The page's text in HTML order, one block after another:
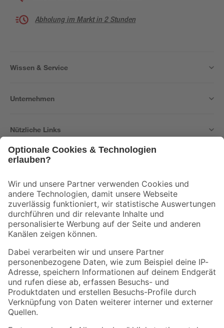
Abholung im Markt in 2 Stunden
Wissen & Service
Unternehmen
Nützliche Links
Der toom Newsletter: Keine Angebote und Aktionen mehr verpassen!
Zur Newsletter Anmeldung
Folge uns
Zahlungsarten Versandarten
Sicher einkaufen